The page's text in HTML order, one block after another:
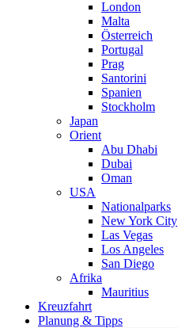
London
Malta
Österreich
Portugal
Prag
Santorini
Spanien
Stockholm
Japan
Orient
Abu Dhabi
Dubai
Oman
USA
Nationalparks
New York City
Las Vegas
Los Angeles
San Diego
Afrika
Mauritius
Kreuzfahrt
Planung & Tipps